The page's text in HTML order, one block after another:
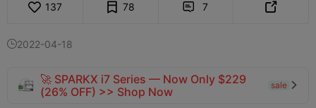
137 78  7 
2022-04-18
🚀 SPARKX i7 Series — Now Only $229
(26% OFF) >> Shop Now
sale 